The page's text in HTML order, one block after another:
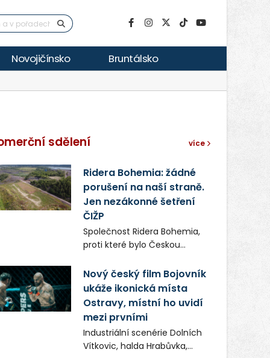
Novojičínsko Bruntálsko
sdělení více
Ridera Bohemia: žádné
porušení na naší straně.
Jen nezákonné šetření
ČIŽP
Společnost Ridera Bohemia,
proti které bylo Českou
(ČIŽP) čtyři roky vedeno
vykonstruované řízení, při
realizaci OVS na heřmanické
haldě postupovala v souladu
se zákonem a zadáním
státního podniku DIAMO a v
této souvislosti nelze hovořit
Nový český film Bojovník
ukáže ikonická místa
Ostravy, místní ho uvidí
mezi prvními
Industriální scenérie Dolních
Vítkovic, halda Hrabůvka,